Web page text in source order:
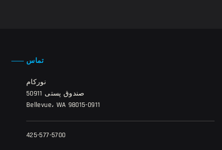
تماس
نورکام
صندوق پستی 50911
Bellevue، WA 98015-0911
425-577-5700